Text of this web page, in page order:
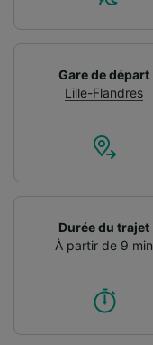
Gare de départ
Lille-Flandres
Durée du trajet
À partir de 9 min